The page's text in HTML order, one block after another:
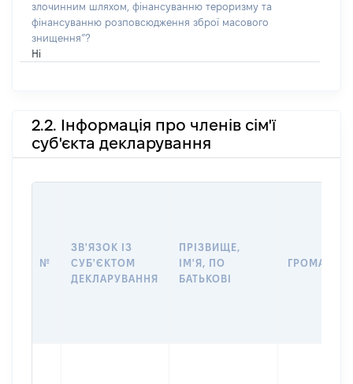
злочинним шляхом, фінансуванню тероризму та
фінансуванню розповсюдження зброї масового
знищення”?
Ні
2.2. Інформація про членів сім'ї
суб'єкта декларування
№
ЗВ'ЯЗОК ІЗ
СУБ'ЄКТОМ
ДЕКЛАРУВАННЯ
ПРІЗВИЩЕ,
ІМ'Я, ПО
БАТЬКОВІ